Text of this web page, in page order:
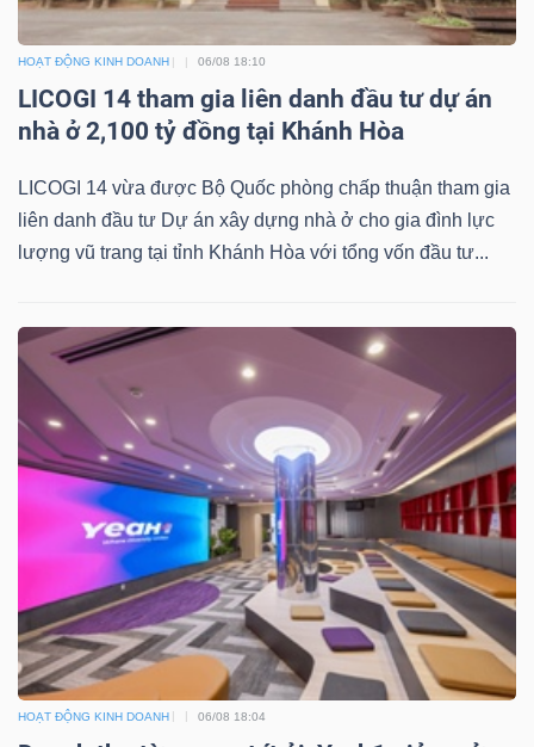
HOẠT ĐỘNG KINH DOANH 06/08 18:10
LICOGI 14 tham gia liên danh đầu tư dự án
nhà ở 2,100 tỷ đồng tại Khánh Hòa
LICOGI 14 vừa được Bộ Quốc phòng chấp thuận tham gia
liên danh đầu tư Dự án xây dựng nhà ở cho gia đình lực
lượng vũ trang tại tỉnh Khánh Hòa với tổng vốn đầu tư...
HOẠT ĐỘNG KINH DOANH 06/08 18:04